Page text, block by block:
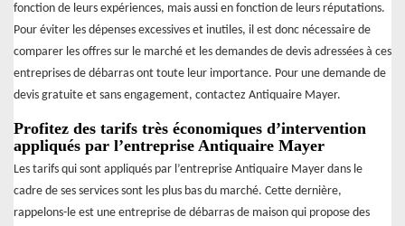
fonction de leurs expériences, mais aussi en fonction de leurs réputations.
Pour éviter les dépenses excessives et inutiles, il est donc nécessaire de
comparer les offres sur le marché et les demandes de devis adressées à ces
entreprises de débarras ont toute leur importance. Pour une demande de
devis gratuite et sans engagement, contactez Antiquaire Mayer.
Profitez des tarifs très économiques d’intervention
appliqués par l’entreprise Antiquaire Mayer
Les tarifs qui sont appliqués par l’entreprise Antiquaire Mayer dans le
cadre de ses services sont les plus bas du marché. Cette dernière,
rappelons-le est une entreprise de débarras de maison qui propose des